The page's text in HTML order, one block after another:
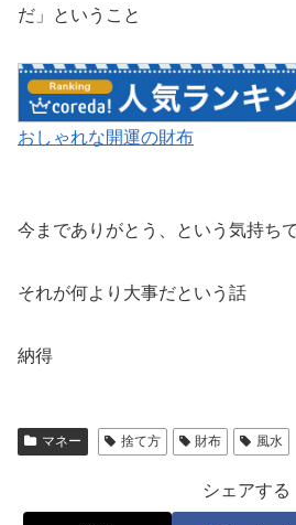
だ」ということ
おしゃれな開運の財布
今までありがとう、という気持ち
それが何より大事だという話
納得
マネー 捨て方 財布 風水
シェアする